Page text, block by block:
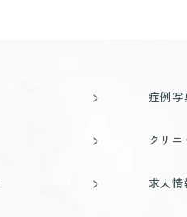
症例写
クリ
求人情